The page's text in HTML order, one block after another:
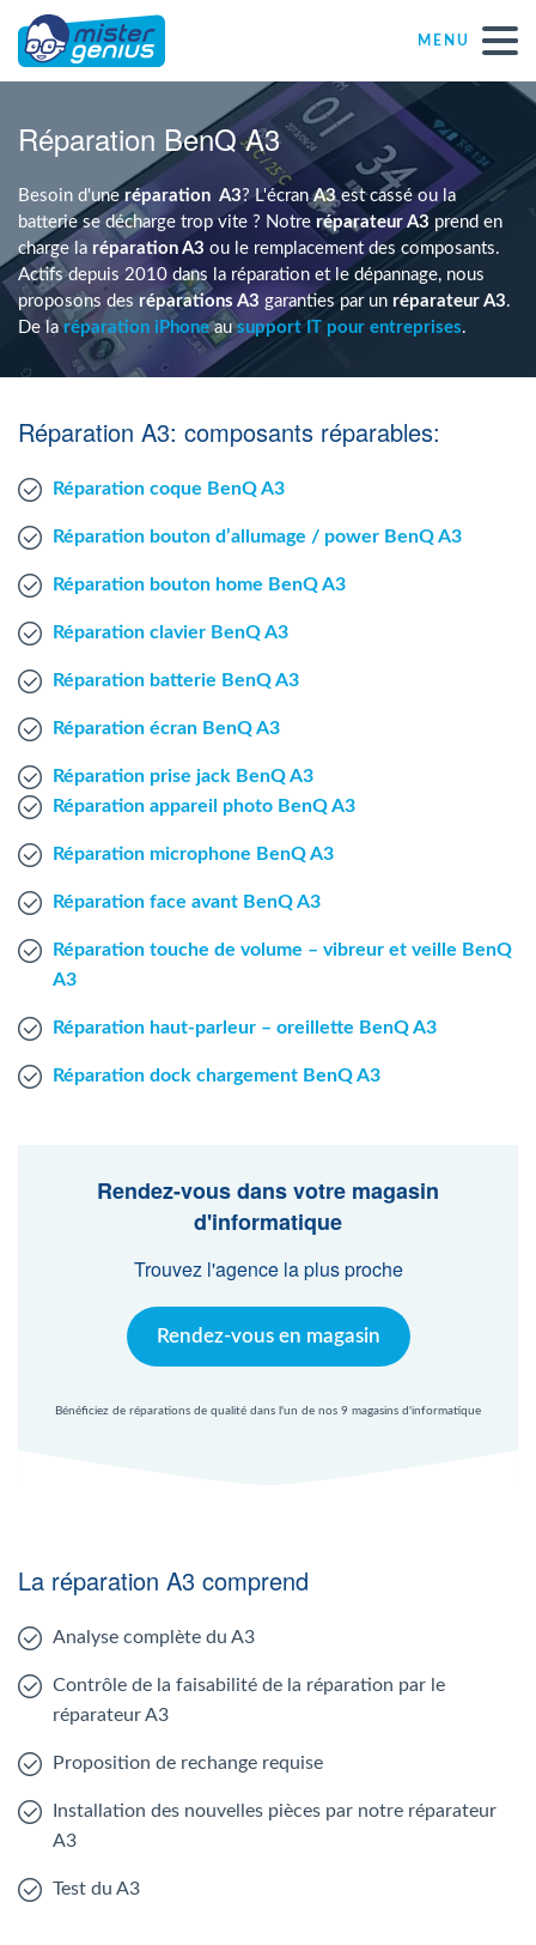
MENU
Réparations – Dépannages
Magasins informatiques toutes marques
Particulier
Indépendant
Agent Windows
Fr Nl
Réparation BenQ A3
Besoin d'uneréparation A3? L'écranA3est cassé ou la
batterie se décharge trop vite ? Notre réparateur A3 prend en
charge la réparation A3 ou le remplacement des composants.
Actifs depuis 2010 dans la réparation et le dépannage, nous
proposons des réparations A3 garanties par un réparateur A3.
De laréparation iPhoneausupport IT pour entreprises.
Réparation A3: composants réparables:
Réparation coque BenQ A3
Réparation bouton d’allumage / power BenQ A3
Réparation bouton home BenQ A3
Réparation clavier BenQ A3
Réparation batterie BenQ A3
Réparation écran BenQ A3
Réparation prise jack BenQ A3
Réparation appareil photo BenQ A3
Réparation microphone BenQ A3
Réparation face avant BenQ A3
Réparation touche de volume – vibreur et veille BenQ
A3
Réparation haut-parleur – oreillette BenQ A3
Réparation dock chargement BenQ A3
Rendez-vous dans votre magasin
d'informatique
Trouvez l'agence la plus proche
Rendez-vous en magasin
Bénéficiez de réparations de qualité dans l'un de nos 9 magasins d'informatique
La réparation A3 comprend
Analyse complète du A3
Contrôle de la faisabilité de la réparation par le
réparateur A3
Proposition de rechange requise
Installation des nouvelles pièces par notre réparateur
A3
Test du A3